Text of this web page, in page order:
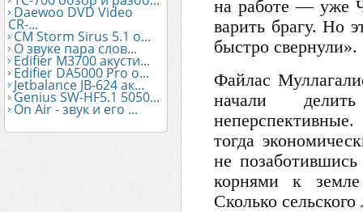
Daewoo DVD Video
CR-...
CM Storm Sirus 5.1 о...
О звуке пара слов...
Edifier М3700 акусти...
Edifier DA5000 Pro о...
Jetbalance JB-624 ак...
Genius SW-HF5.1 5050...
On Air - звук и его ...
на работе — уже
варить брагу. Но
быстро свернули».
Файлас
начали
тогда
не
корнями к
Сколько